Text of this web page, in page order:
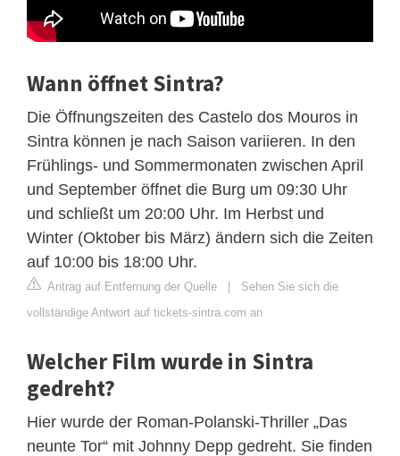
Wann öffnet Sintra?
Die Öffnungszeiten des Castelo dos Mouros in
Sintra können je nach Saison variieren. In den
Frühlings- und Sommermonaten zwischen April
und September öffnet die Burg um 09:30 Uhr
und schließt um 20:00 Uhr. Im Herbst und
Winter (Oktober bis März) ändern sich die Zeiten
auf 10:00 bis 18:00 Uhr.
Antrag auf Entfernung der Quelle | Sehen Sie sich die
vollständige Antwort auf tickets-sintra.com an
Welcher Film wurde in Sintra
gedreht?
Hier wurde der Roman-Polanski-Thriller „Das
neunte Tor“ mit Johnny Depp gedreht. Sie finden